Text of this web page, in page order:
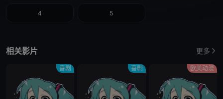
4 5
相关影片 更多
喜剧 喜剧 欧美动漫